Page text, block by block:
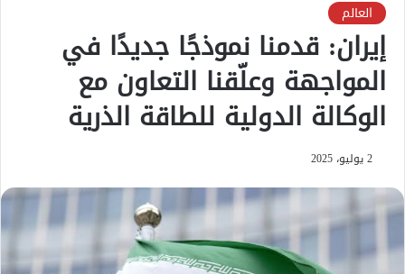
العالم
إيران: قدمنا نموذجًا جديدًا في
المواجهة وعلّقنا التعاون مع
الوكالة الدولية للطاقة الذرية
2 يوليو، 2025